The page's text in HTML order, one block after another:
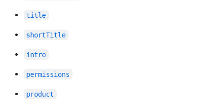
title
shortTitle
intro
permissions
product